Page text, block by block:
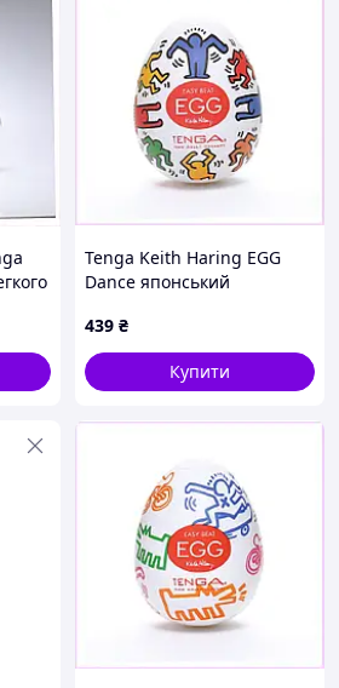
Tenga Keith Haring EGG
Dance японський
439 ₴
Купити